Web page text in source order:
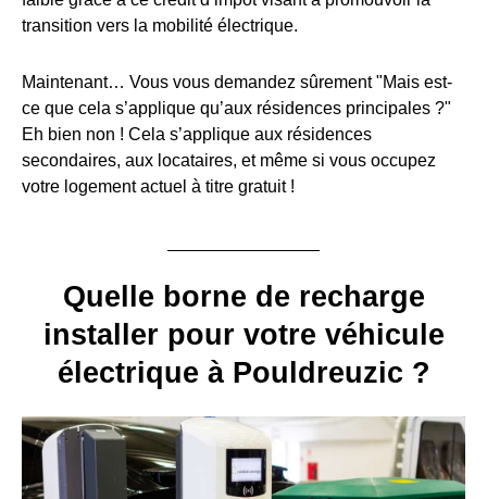
transition vers la mobilité électrique.
Maintenant… Vous vous demandez sûrement "Mais est-
ce que cela s’applique qu’aux résidences principales ?"
Eh bien non ! Cela s’applique aux résidences
secondaires, aux locataires, et même si vous occupez
votre logement actuel à titre gratuit !
Quelle borne de recharge
installer pour votre véhicule
électrique à Pouldreuzic ?